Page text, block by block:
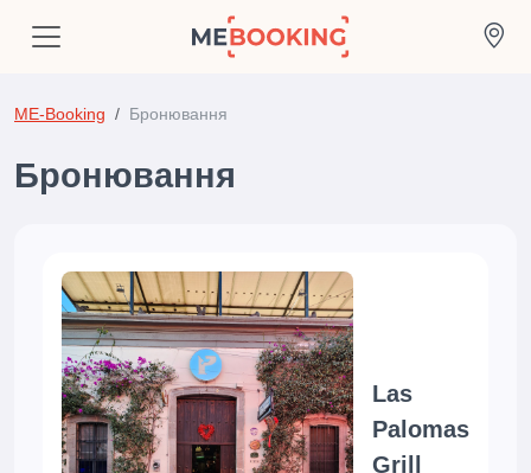
ME-Booking Бронювання
Бронювання
Las
Palomas
Grill